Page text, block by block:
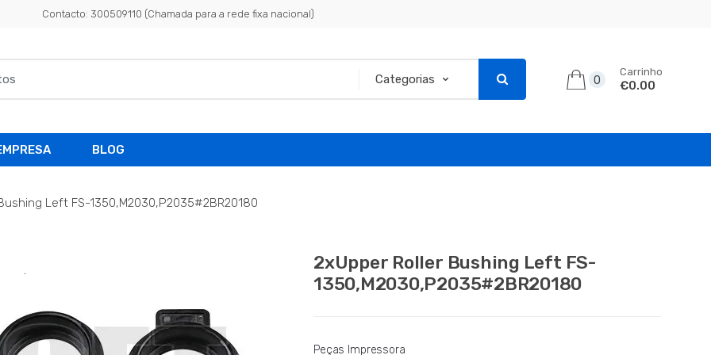
Contacto: 300509110 (Chamada para a rede fixa nacional)
0
Carrinho
€0.00
BLOG
Left FS-1350,M2030,P2035#2BR20180
2xUpper Roller Bushing Left FS-
1350,M2030,P2035#2BR20180
Peças Impressora